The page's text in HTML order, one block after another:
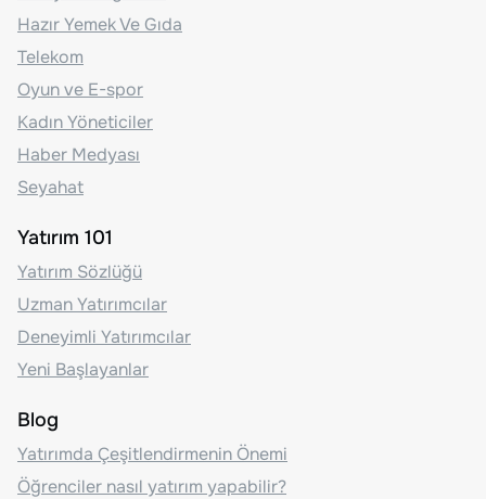
Hazır Yemek Ve Gıda
Telekom
Oyun ve E-spor
Kadın Yöneticiler
Haber Medyası
Seyahat
Yatırım 101
Yatırım Sözlüğü
Uzman Yatırımcılar
Deneyimli Yatırımcılar
Yeni Başlayanlar
Blog
Yatırımda Çeşitlendirmenin Önemi
Öğrenciler nasıl yatırım yapabilir?